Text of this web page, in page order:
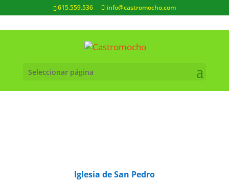
615.559.536 info@castromocho.com
Seleccionar página
Iglesia de San Pedro